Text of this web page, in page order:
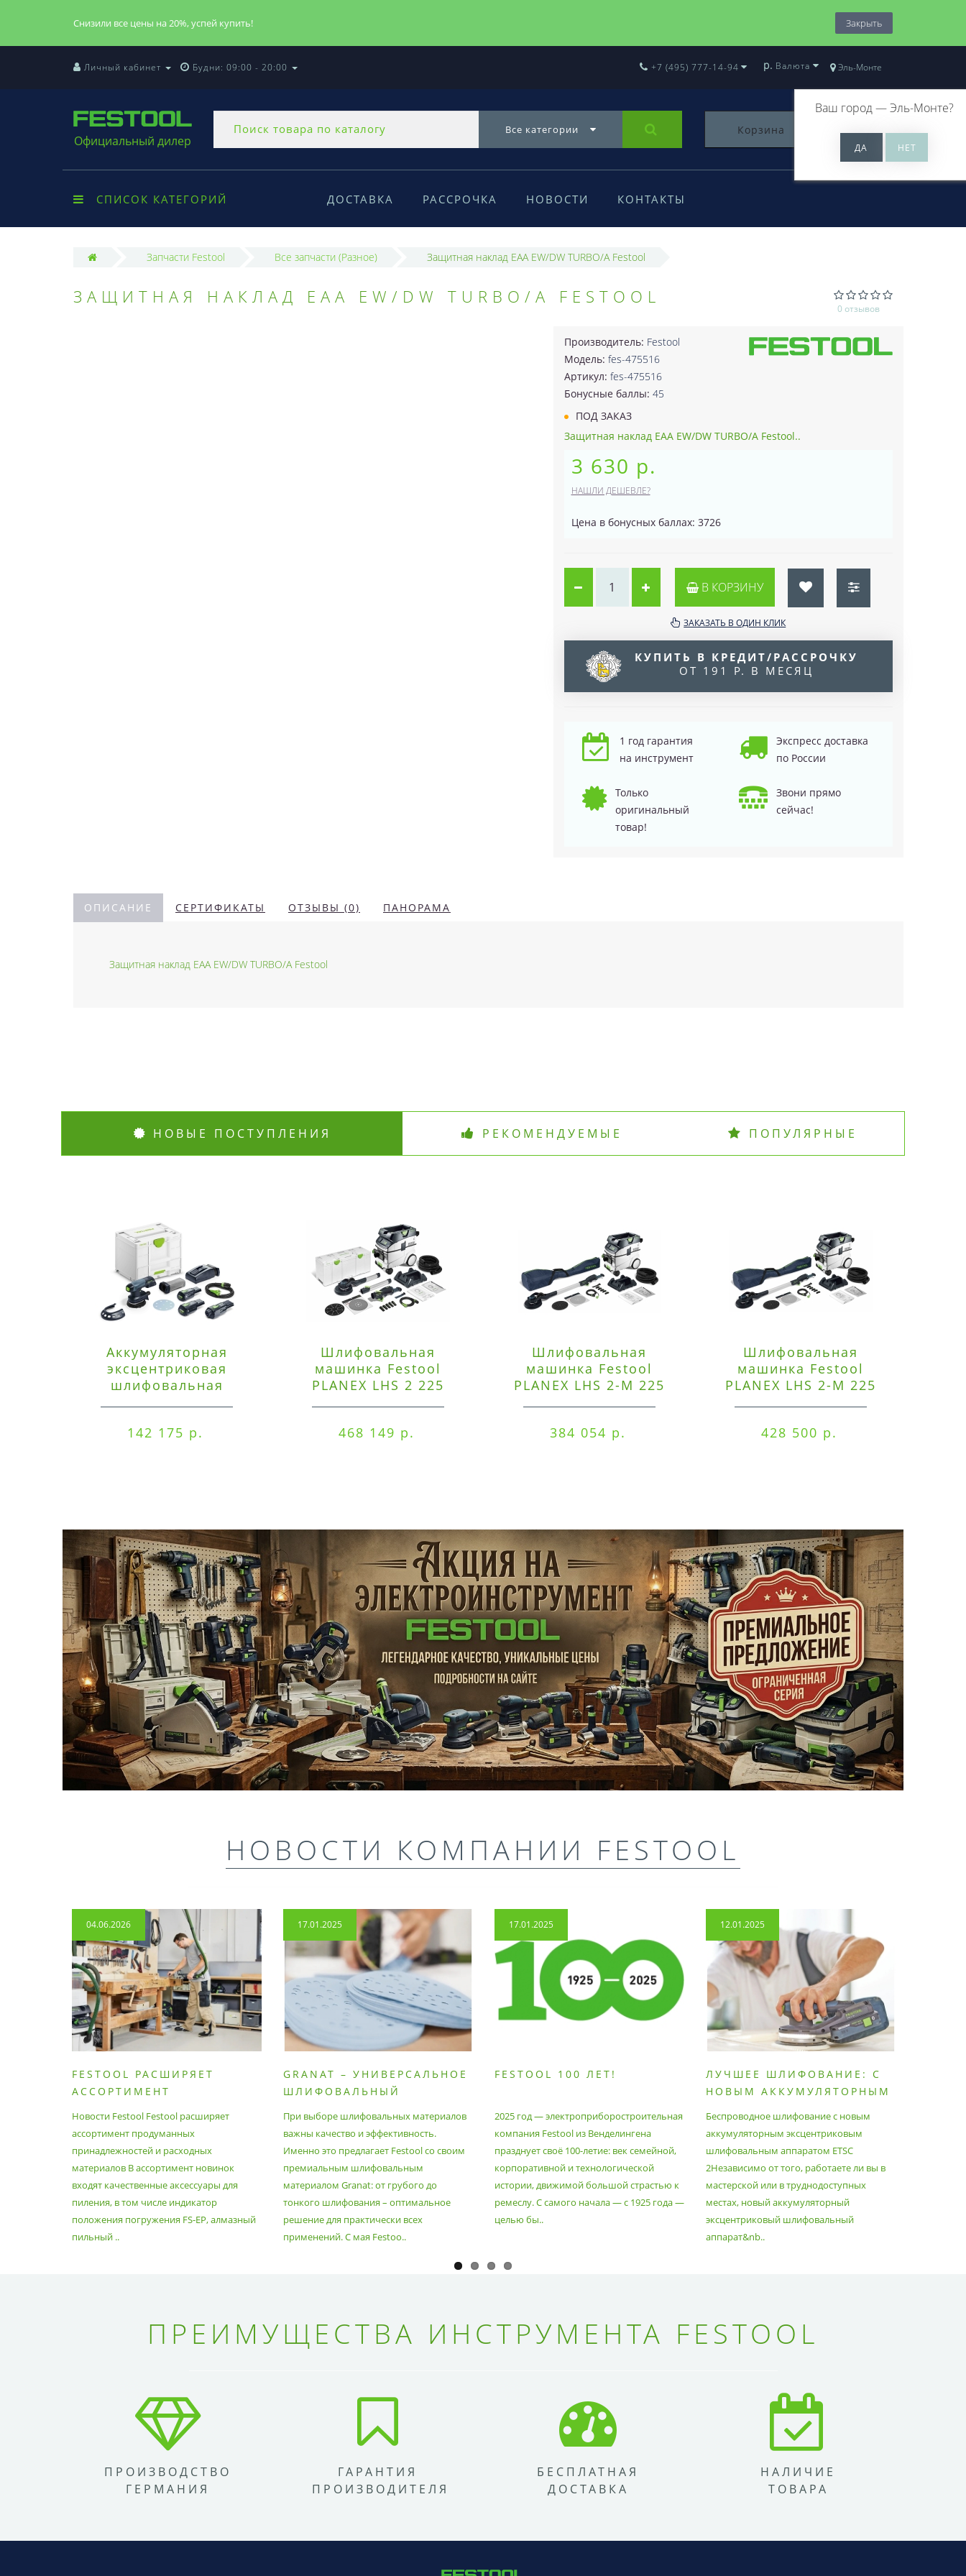
Снизили все цены на 20%, успей купить! Закрыть
Личный кабинет Будни: 09:00 - 20:00 Эль-Монте
Ваш город —Эль-Монте?
+7 (495) 777-14-94 р. Валюта
Официальный дилер
Все категории Корзина 0
СПИСОК КАТЕГОРИЙ ДОСТАВКА РАССРОЧКА НОВОСТИ КОНТАКТЫ
Запчасти Festool Все запчасти (Разное) Защитная наклад EAA EW/DW TURBO/A Festool
ЗАЩИТНАЯ НАКЛАД EAA EW/DW TURBO/A FESTOOL
0 отзывов
Производитель: Festool
Модель: fes-475516
Артикул: fes-475516
Бонусные баллы: 45
ПОД ЗАКАЗ
Защитная наклад EAA EW/DW TURBO/A Festool..
3 630 р.
НАШЛИ ДЕШЕВЛЕ?
Цена в бонусных баллах: 3726
В КОРЗИНУ
ЗАКАЗАТЬ В ОДИН КЛИК
КУПИТЬ В КРЕДИТ/РАССРОЧКУ
ОТ 191 Р. В МЕСЯЦ
1 год гарантия
на инструмент
Экспресс доставка
по России
Только
оригинальный
товар!
Звони прямо
сейчас!
ОПИСАНИЕ СЕРТИФИКАТЫ ОТЗЫВЫ (0) ПАНОРАМА
Защитная наклад EAA EW/DW TURBO/A Festool
НОВЫЕ ПОСТУПЛЕНИЯ РЕКОМЕНДУЕМЫЕ ПОПУЛЯРНЫЕ
Аккумуляторная
эксцентриковая
шлифовальная
142 175 р.
Шлифовальная
машинка Festool
PLANEX LHS 2 225
468 149 р.
Шлифовальная
машинка Festool
PLANEX LHS 2-M 225
384 054 р.
Шлифовальная
машинка Festool
PLANEX LHS 2-M 225
428 500 р.
НОВОСТИ КОМПАНИИ FESTOOL
04.06.2026
FESTOOL РАСШИРЯЕТ
АССОРТИМЕНТ
ПРИНАДЛЕЖНОСТЕЙ И
РАСХОДНЫХ МАТЕРИАЛОВ
Новости Festool Festool расширяет
ассортимент продуманных
принадлежностей и расходных
материалов В ассортимент новинок
входят качественные аксессуары для
пиления, в том числе индикатор
положения погружения FS-EP, алмазный
пильный ..
17.01.2025
GRANAT – УНИВЕРСАЛЬНОЕ
ШЛИФОВАЛЬНЫЙ
При выборе шлифовальных материалов
важны качество и эффективность.
Именно это предлагает Festool со своим
премиальным шлифовальным
материалом Granat: от грубого до
тонкого шлифования – оптимальное
решение для практически всех
применений. С мая Festoo..
17.01.2025
FESTOOL 100 ЛЕТ!
2025 год — электроприборостроительная
компания Festool из Венделингена
празднует своё 100-летие: век семейной,
корпоративной и технологической
истории, движимой большой страстью к
ремеслу. С самого начала — с 1925 года —
целью бы..
12.01.2025
ЛУЧШЕЕ ШЛИФОВАНИЕ: С
НОВЫМ АККУМУЛЯТОРНЫМ
АППАРАТОМ ETSC2
Беспроводное шлифование с новым
аккумуляторным эксцентриковым
шлифовальным аппаратом ETSC
2Независимо от того, работаете ли вы в
мастерской или в труднодоступных
местах, новый аккумуляторный
эксцентриковый шлифовальный
аппарат&nb..
ПРЕИМУЩЕСТВА ИНСТРУМЕНТА FESTOOL
ПРОИЗВОДСТВО
ГЕРМАНИЯ
ГАРАНТИЯ
ПРОИЗВОДИТЕЛЯ
БЕСПЛАТНАЯ
ДОСТАВКА
НАЛИЧИЕ
ТОВАРА